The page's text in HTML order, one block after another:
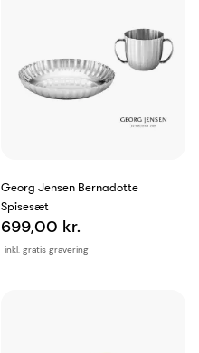
Georg Jensen Bernadotte
Spisesæt
inkl. gratis gravering
699,00 kr.